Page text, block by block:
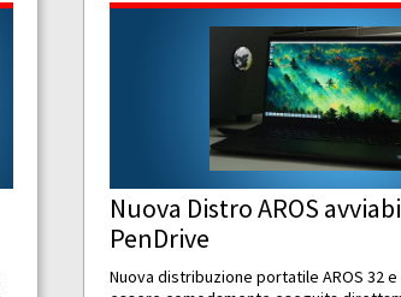
Nuova Distro AROS
PenDrive
Nuova distribuzione portatile AROS 32